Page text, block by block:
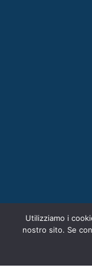
Utilizziamo i
nostro sito. Se